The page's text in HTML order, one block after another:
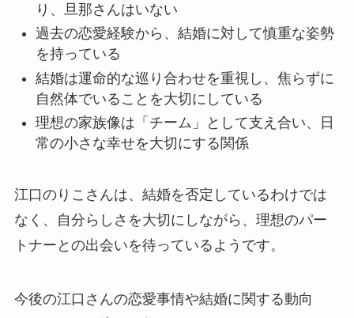
り、旦那さんはいない
過去の恋愛経験から、結婚に対して慎重な姿勢
を持っている
結婚は運命的な巡り合わせを重視し、焦らずに
自然体でいることを大切にしている
理想の家族像は「チーム」として支え合い、日
常の小さな幸せを大切にする関係
江口のりこさんは、結婚を否定しているわけでは
なく、自分らしさを大切にしながら、理想のパー
トナーとの出会いを待っているようです。
今後の江口さんの恋愛事情や結婚に関する動向